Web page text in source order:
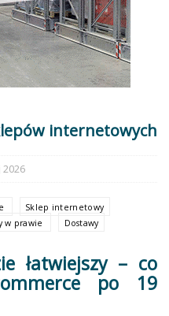
internetowych
2026
Sklep internetowy
w prawie Dostawy
łatwiejszy – co
po 19